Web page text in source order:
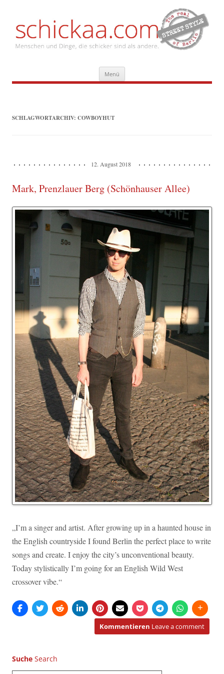
Menü Inhalt
springen
SCHLAGWORTARCHIV: COWBOYHUT
12. August 2018
Mark, Prenzlauer Berg (Schönhauser Allee)
„I’m a singer and artist. After growing up in a haunted house in
the English countryside I found Berlin the perfect place to write
songs and create. I enjoy the city’s unconventional beauty.
Today stylistically I’m going for an English Wild West
crossover vibe.“
Kommentieren Leave a comment
Suche